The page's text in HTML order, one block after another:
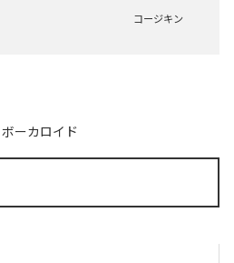
コージキン
ボーカロイド